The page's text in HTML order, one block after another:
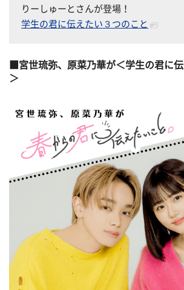
りーしゅーとさんが登場！
学生の君に伝えたい３つのこと
宮世琉弥、原菜乃華が＜学生の君に
＞